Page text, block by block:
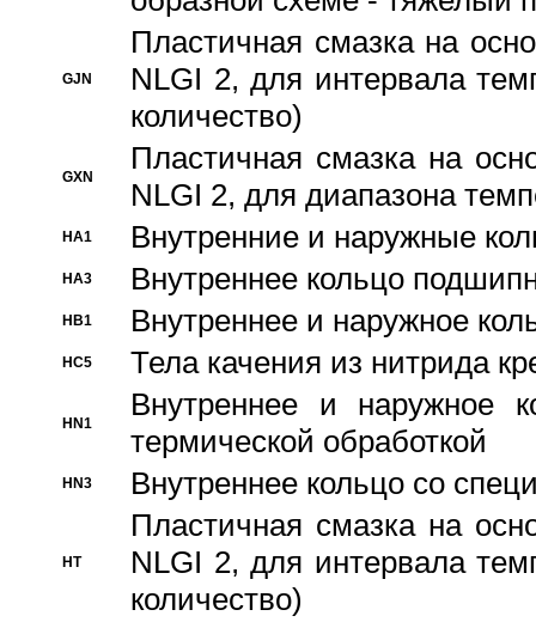
GJN
Пластичная смазка на
NLGI 2, для интервала
количество)
GXN
Пластичная смазка на
NLGI 2, для диапазона
HA1 Внутренние и наружные
HA3 Bнутреннее кольцо
HB1 Bнутреннее и наружное
HC5 Тела качения из нитрида
HN1
Bнутреннее и наружное
термической обработкой
HN3 Внутреннее кольцо со
HT
Пластичная смазка на
NLGI 2, для интервала
количество)